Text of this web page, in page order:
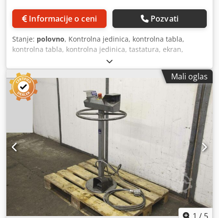
Informacije o ceni Pozvati
Stanje: polovno, Kontrolna jedinica, kontrolna tabla,
kontrolna tabla, kontrolna jedinica, tastatura, ekran,
kontrola -Proizvođač: Beckhoff, tip kontrole pozicije E300 -
Utičnice za povezivanje: samo sa utikačem, razdvojenim
kablom -Dimenzije: 600/400 / H200 mm -Težina: 18,1 kg
Crsdogypvaopfx Acwsf
Mali oglas